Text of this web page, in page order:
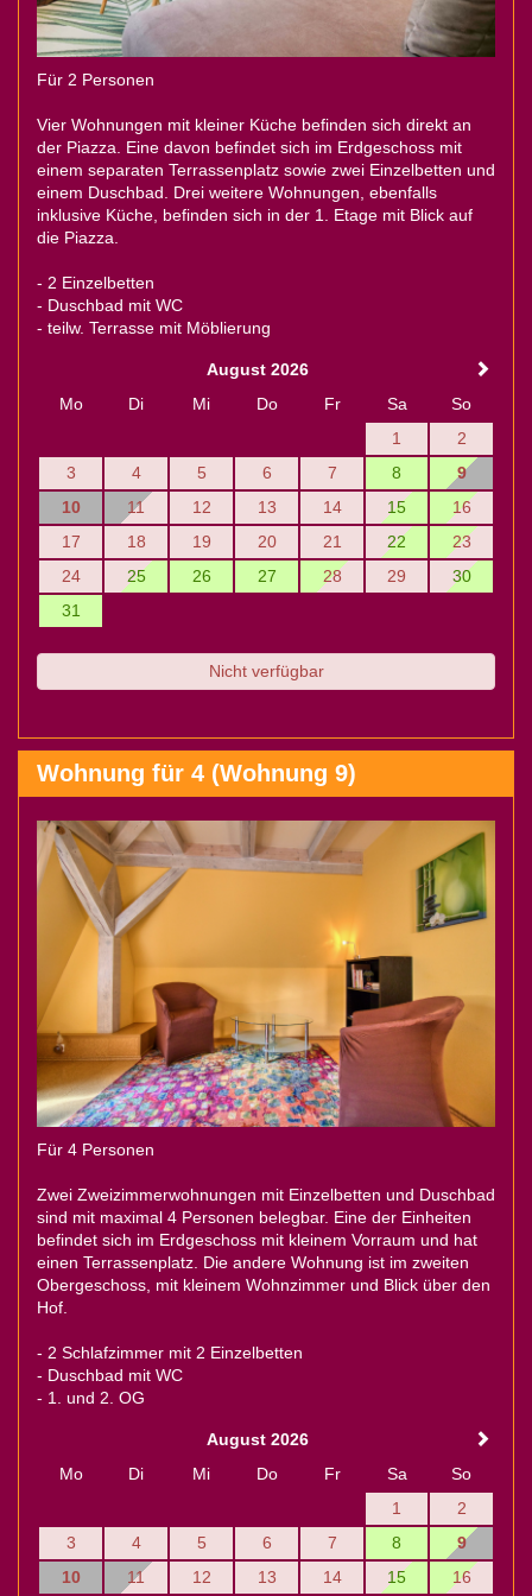
Für 2 Personen
Vier Wohnungen mit kleiner Küche befinden sich direkt an
der Piazza. Eine davon befindet sich im Erdgeschoss mit
einem separaten Terrassenplatz sowie zwei Einzelbetten und
einem Duschbad. Drei weitere Wohnungen, ebenfalls
inklusive Küche, befinden sich in der 1. Etage mit Blick auf
die Piazza.
- 2 Einzelbetten
- Duschbad mit WC
- teilw. Terrasse mit Möblierung
August 2026
Mo
Di Mi Do Fr Sa
So
1
2
3
4 5 6 7 8
9
10
11 12 13 14 15
16
17
18 19 20 21 22
23
24
25 26 27 28 29
30
31
Nicht verfügbar
Wohnung für 4 (Wohnung 9)
Für 4 Personen
Zwei Zweizimmerwohnungen mit Einzelbetten und Duschbad
sind mit maximal 4 Personen belegbar. Eine der Einheiten
befindet sich im Erdgeschoss mit kleinem Vorraum und hat
einen Terrassenplatz. Die andere Wohnung ist im zweiten
Obergeschoss, mit kleinem Wohnzimmer und Blick über den
Hof.
- 2 Schlafzimmer mit 2 Einzelbetten
- Duschbad mit WC
- 1. und 2. OG
August 2026
Mo
Di Mi Do Fr Sa
So
1
2
3
4 5 6 7 8
9
10
11 12 13 14 15 16